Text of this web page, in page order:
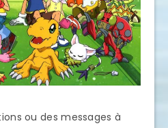
ou des messages à